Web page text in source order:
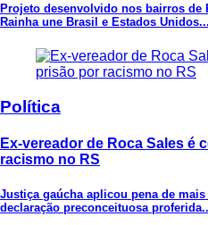
Projeto desenvolvido nos bairros de
Rainha une Brasil e Estados Unidos...
Política
Ex-vereador de Roca Sales é
racismo no RS
Justiça gaúcha aplicou pena de
declaração preconceituosa